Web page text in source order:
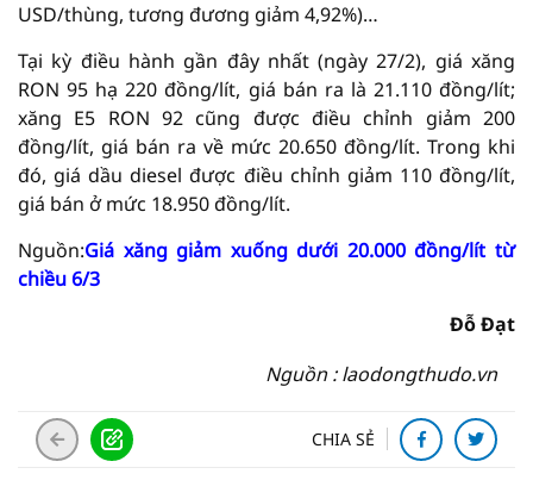
USD/thùng, tương đương giảm 4,92%)…
Tại kỳ điều hành gần đây nhất (ngày 27/2), giá xăng
RON 95 hạ 220 đồng/lít, giá bán ra là 21.110 đồng/lít;
xăng E5 RON 92 cũng được điều chỉnh giảm 200
đồng/lít, giá bán ra về mức 20.650 đồng/lít. Trong khi
đó, giá dầu diesel được điều chỉnh giảm 110 đồng/lít,
giá bán ở mức 18.950 đồng/lít.
Nguồn:Giá xăng giảm xuống dưới 20.000 đồng/lít từ
chiều 6/3
Đỗ Đạt
Nguồn : laodongthudo.vn
CHIA SẺ